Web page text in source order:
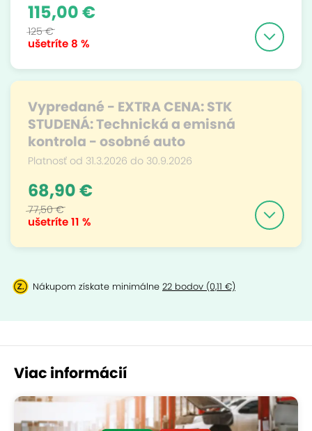
ušetríte 8 %
115,00 €
125 €
Vypredané - EXTRA CENA: STK
STUDENÁ: Technická a emisná
kontrola - osobné auto
Platnosť od 31.3.2026 do 30.9.2026
ušetríte11 %
68,90 €
77,50 €
Nákupom získate minimálne 22 bodov (0,11 €)
Viac informácií